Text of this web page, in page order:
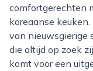
comfortgerechten
koreaanse
van nieuwsgierige
die altijd op zoek
komt voor een